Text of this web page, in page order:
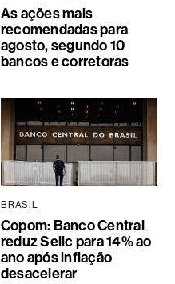
As ações mais
recomendadas para
agosto, segundo 10
bancos e corretoras
BRASIL
Copom: Banco Central
reduz Selic para 14% ao
ano após inflação
desacelerar